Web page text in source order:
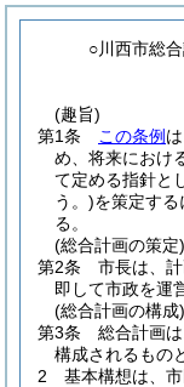
○川西市総
(趣旨)
第1条
この条例
め、将来におけ
て定める指針と
う。)を策定す
る。
(総合計画の策定)
第2条
市長は、
即して市政を運
(総合計画の構成)
第3条
総合計画
構成されるもの
2
基本構想は、